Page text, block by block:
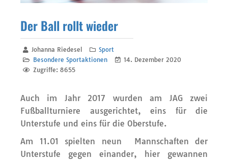
Der Ball rollt wieder
Johanna Riedesel
Sport
Besondere Sportaktionen
14. Dezember 2020
Zugriffe: 8655
Auch im Jahr 2017 wurden am JAG zwei
Fußballturniere ausgerichtet, eins für die
Unterstufe und eins für die Oberstufe.
Am 11.01 spielten neun Mannschaften der
Unterstufe gegen einander, hier gewannen